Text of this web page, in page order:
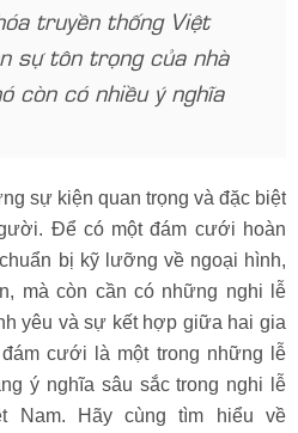
truyền thống Việt
sự tôn trọng của nhà
còn có nhiều ý nghĩa
sự kiện quan trọng và đặc biệt
Để có một đám cưới hoàn
bị kỹ lưỡng về ngoại hình,
mà còn cần có những nghi lễ
yêu và sự kết hợp giữa hai gia
cưới là một trong những lễ
ý nghĩa sâu sắc trong nghi lễ
Nam. Hãy cùng tìm hiểu về